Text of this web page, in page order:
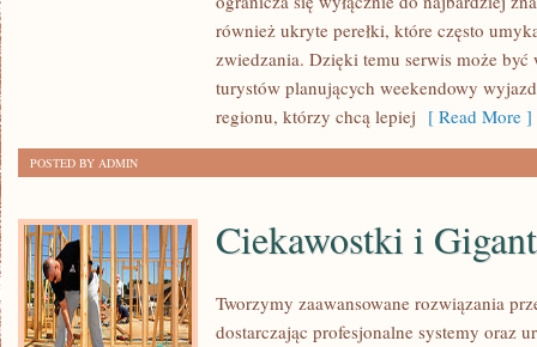
również ukryte perełki, które często
zwiedzania. Dzięki temu serwis może
turystów planujących weekendowy
regionu, którzy chcą lepiej [ Read More ]
POSTED BY ADMIN
Ciekawostki i
Tworzymy zaawansowane rozwiązania
dostarczając profesjonalne systemy oraz